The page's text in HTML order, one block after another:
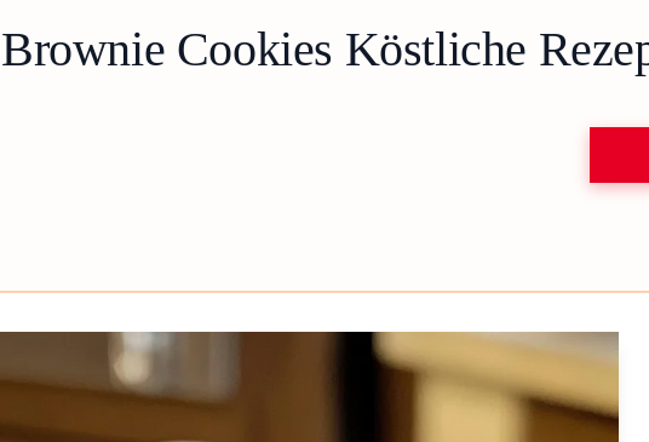
Cookies Köstliche